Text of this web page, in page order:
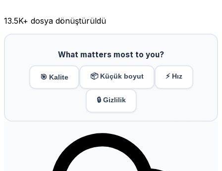
13.5K+ dosya dönüştürüldü
What matters most to you?
🎯 Kalite 📦 Küçük boyut ⚡ Hız
🔒 Gizlilik